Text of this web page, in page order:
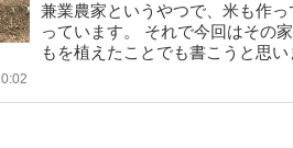
兼業農家というやつで、米も作
っています。 それで今回はその
もを植えたことでも書こうと思い